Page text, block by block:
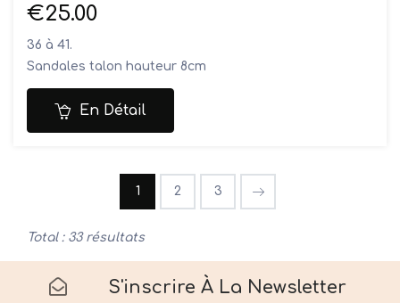
€25.00
36 à 41.
Sandales talon hauteur 8cm
Dessus: synthétique
Doublure: synthétique
Semelles: synthétique
En Détail
1 2 3
Total : 33 résultats
S'inscrire À La Newsletter